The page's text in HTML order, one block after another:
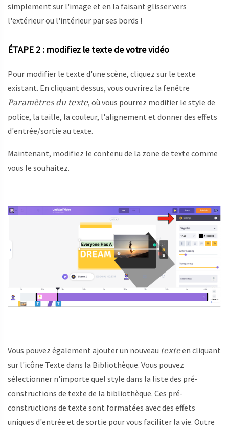
simplement sur l'image et en la faisant glisser vers
l'extérieur ou l'intérieur par ses bords !
ÉTAPE 2 : modifiez le texte de votre vidéo
Pour modifier le texte d'une scène, cliquez sur le texte
existant. En cliquant dessus, vous ouvrirez la fenêtre
Paramètres du texte, où vous pourrez modifier le style de
police, la taille, la couleur, l'alignement et donner des effets
d'entrée/sortie au texte.
Maintenant, modifiez le contenu de la zone de texte comme
vous le souhaitez.
Vous pouvez également ajouter un nouveau texteen cliquant
sur l'icône Texte dans la Bibliothèque. Vous pouvez
sélectionner n'importe quel style dans la liste des pré-
constructions de texte de la bibliothèque. Ces pré-
constructions de texte sont formatées avec des effets
uniques d'entrée et de sortie pour vous faciliter la vie. Outre